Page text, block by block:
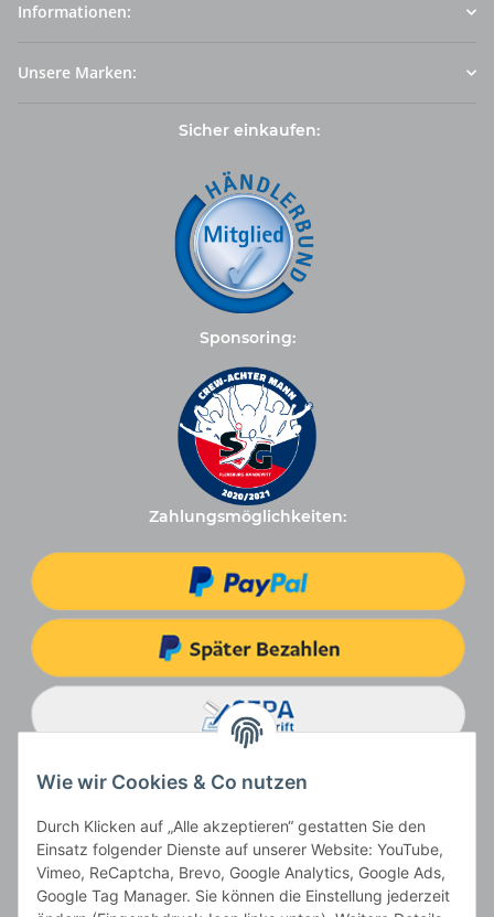
Informationen:
Unsere Marken:
Sicher einkaufen:
Sponsoring:
Zahlungsmöglichkeiten:
Wie wir Cookies & Co nutzen
Durch Klicken auf „Alle akzeptieren“ gestatten Sie den
Einsatz folgender Dienste auf unserer Website: YouTube,
Vimeo, ReCaptcha, Brevo, Google Analytics, Google Ads,
Google Tag Manager. Sie können die Einstellung jederzeit